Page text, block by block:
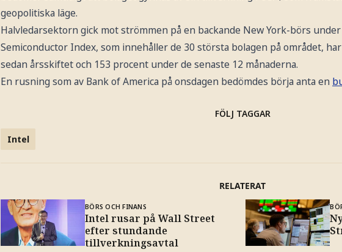
geopolitiska läge.
Halvledarsektorn gick mot strömmen på en backande New York-börs
Semiconductor Index, som innehåller de 30 största bolagen på området,
sedan årsskiftet och 153 procent under de senaste 12 månaderna.
En rusning som av Bank of America på onsdagen bedömdes börja anta en
FÖLJ TAGGAR
Intel
RELATERAT
BÖRS OCH FINANS
Intel rusar på Wall Street
efter stundande
tillverkningsavtal